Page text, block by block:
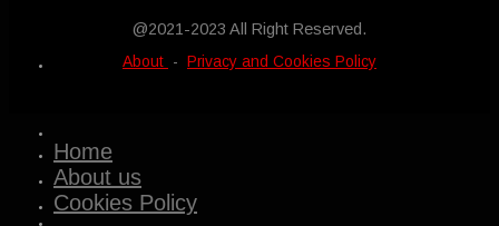
@2021-2023 All Right Reserved.
About - Privacy and Cookies Policy
Home
About us
Cookies Policy